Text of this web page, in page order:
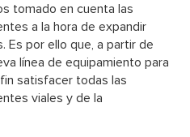
tomado en cuenta las
a la hora de expandir
Es por ello que, a partir de
línea de equipamiento para
satisfacer todas las
viales y de la